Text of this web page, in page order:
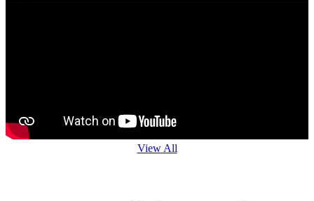
View All